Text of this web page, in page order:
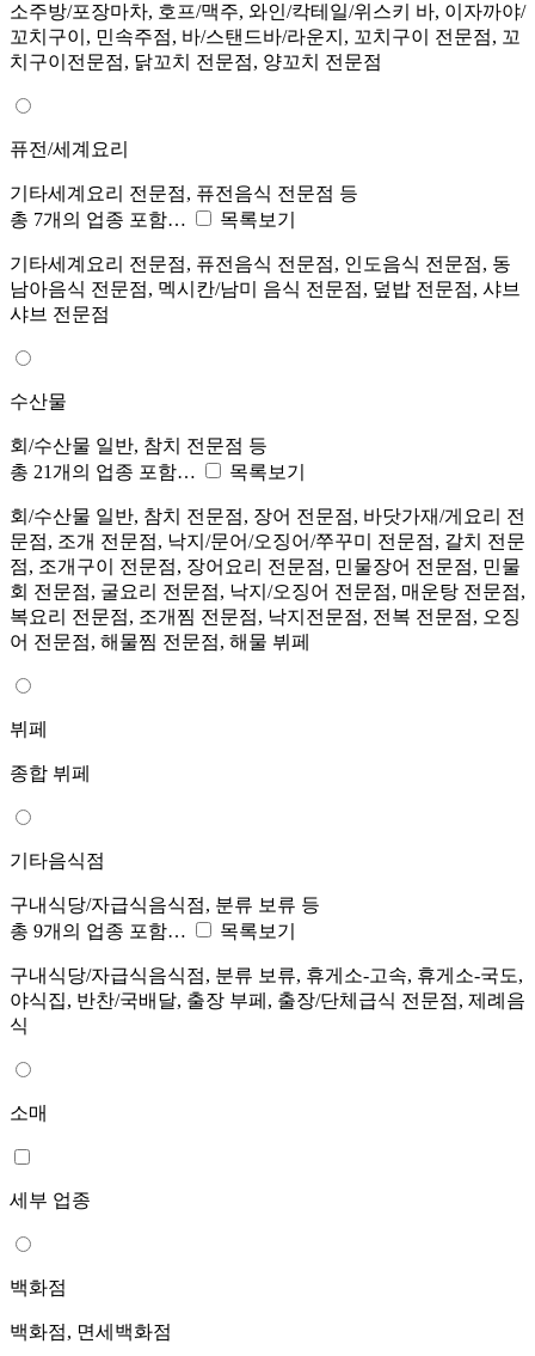
소주방/포장마차, 호프/맥주, 와인/칵테일/위스키 바, 이자까야/
꼬치구이, 민속주점, 바/스탠드바/라운지, 꼬치구이 전문점, 꼬
치구이전문점, 닭꼬치 전문점, 양꼬치 전문점
퓨전/세계요리
기타세계요리 전문점, 퓨전음식 전문점 등
총 7개의 업종 포함…
목록보기
기타세계요리 전문점, 퓨전음식 전문점, 인도음식 전문점, 동
남아음식 전문점, 멕시칸/남미 음식 전문점, 덮밥 전문점, 샤브
샤브 전문점
수산물
회/수산물 일반, 참치 전문점 등
총 21개의 업종 포함…
목록보기
회/수산물 일반, 참치 전문점, 장어 전문점, 바닷가재/게요리 전
문점, 조개 전문점, 낙지/문어/오징어/쭈꾸미 전문점, 갈치 전문
점, 조개구이 전문점, 장어요리 전문점, 민물장어 전문점, 민물
회 전문점, 굴요리 전문점, 낙지/오징어 전문점, 매운탕 전문점,
복요리 전문점, 조개찜 전문점, 낙지전문점, 전복 전문점, 오징
어 전문점, 해물찜 전문점, 해물 뷔페
뷔페
종합 뷔페
기타음식점
구내식당/자급식음식점, 분류 보류 등
총 9개의 업종 포함…
목록보기
구내식당/자급식음식점, 분류 보류, 휴게소-고속, 휴게소-국도,
야식집, 반찬/국배달, 출장 부페, 출장/단체급식 전문점, 제례음
식
소매
세부 업종
백화점
백화점, 면세백화점